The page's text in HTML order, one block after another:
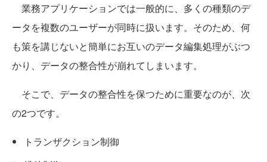
業務アプリケーションでは一般的に、多くの種類のデ
ータを複数のユーザーが同時に扱います。そのため、何
も策を講じないと簡単にお互いのデータ編集処理がぶつ
かり、データの整合性が崩れてしまいます。
そこで、データの整合性を保つために重要なのが、次
の2つです。
トランザクション制御